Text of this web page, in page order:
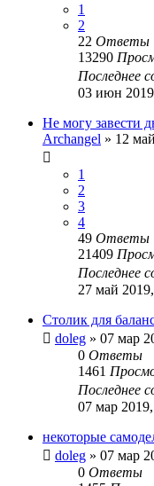
1
2
22 Ответы
13290
Последнее
03 июн
Не могу завести
Archangel » 12
1
2
3
4
49 Ответы
21409
Последнее
27 май
Столик для
doleg » 07 мар
0 Ответы
1461
Последнее
07 мар
некоторые
doleg » 07 мар
0 Ответы